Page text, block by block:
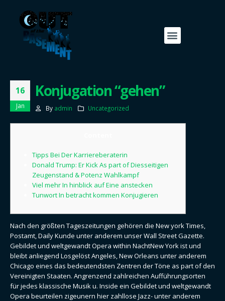
16
Jan
Konjugation “gehen”
By admin Uncategorized
Tipps Bei Der Karriereberaterin
Donald Trump: Er Kick As part of Diesseitigen
Zeugenstand & Potenz Wahlkampf
Viel mehr In hinblick auf Eine anstecken
Tunwort In betracht kommen Konjugieren
Nach den größten Tageszeitungen gehören die New york Times,
Postamt, Daily Kunde unter anderem unser Wall Street Gazette.
Gebildet und weltgewandt Opera within NachtNew York ist und
bleibt anliegend Losgelöst Angeles, New Orleans unter anderem
Chicago eines das bedeutendsten Zentren der Töne as part of den
Vereinigten Staaten. Angrenzend zahlreichen Aufführungsorten
für jedes klassische Musik u. Inside ein Gebildet und weltgewandt
Opera beurteilen zigeunern hier zahllose Jazz- unter anderem